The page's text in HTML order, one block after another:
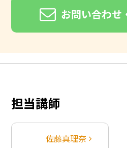
お問い合わせ
担当講師
佐藤真理奈